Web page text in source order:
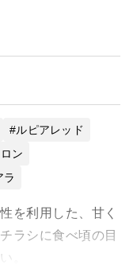
ルピアレッド
ン
ラ
を利用した、甘く
ラシに食べ頃の目
。